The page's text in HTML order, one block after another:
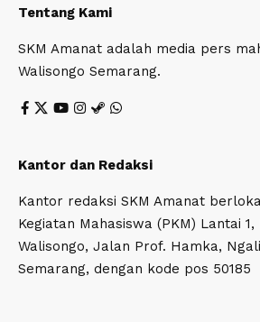
Tentang Kami
SKM Amanat adalah media pers
Walisongo Semarang.
Kantor dan Redaksi
Kantor redaksi SKM Amanat
Kegiatan Mahasiswa (PKM) Lantai
Walisongo, Jalan Prof. Hamka,
Semarang, dengan kode pos 50185